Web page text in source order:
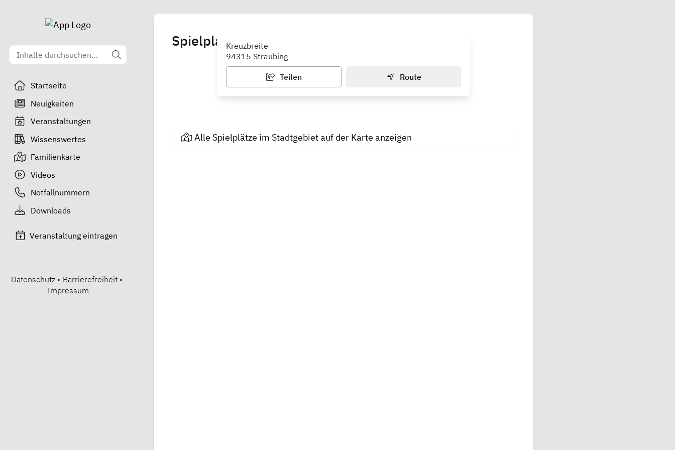
Startseite
Neuigkeiten
Veranstaltungen
Wissenswertes
Familienkarte
Videos
Notfallnummern
Downloads
Veranstaltung eintragen
Datenschutz • Barrierefreiheit •
Impressum
Spielplatz Kreuzbreite
Kreuzbreite
94315 Straubing
Teilen Route
Alle Spielplätze im Stadtgebiet auf der Karte anzeigen